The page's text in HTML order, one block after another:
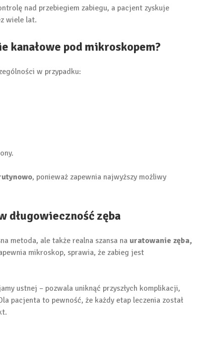
nad przebiegiem zabiegu, a pacjent zyskuje
wiele lat.
kanałowe pod mikroskopem?
w przypadku:
, ponieważ zapewnia najwyższy możliwy
długowieczność zęba
metoda, ale także realna szansa na uratowanie zęba,
mikroskop, sprawia, że zabieg jest
ustnej – pozwala uniknąć przyszłych komplikacji,
pacjenta to pewność, że każdy etap leczenia został